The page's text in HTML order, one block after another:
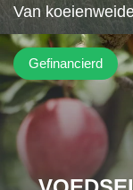
Van
Gefinancierd